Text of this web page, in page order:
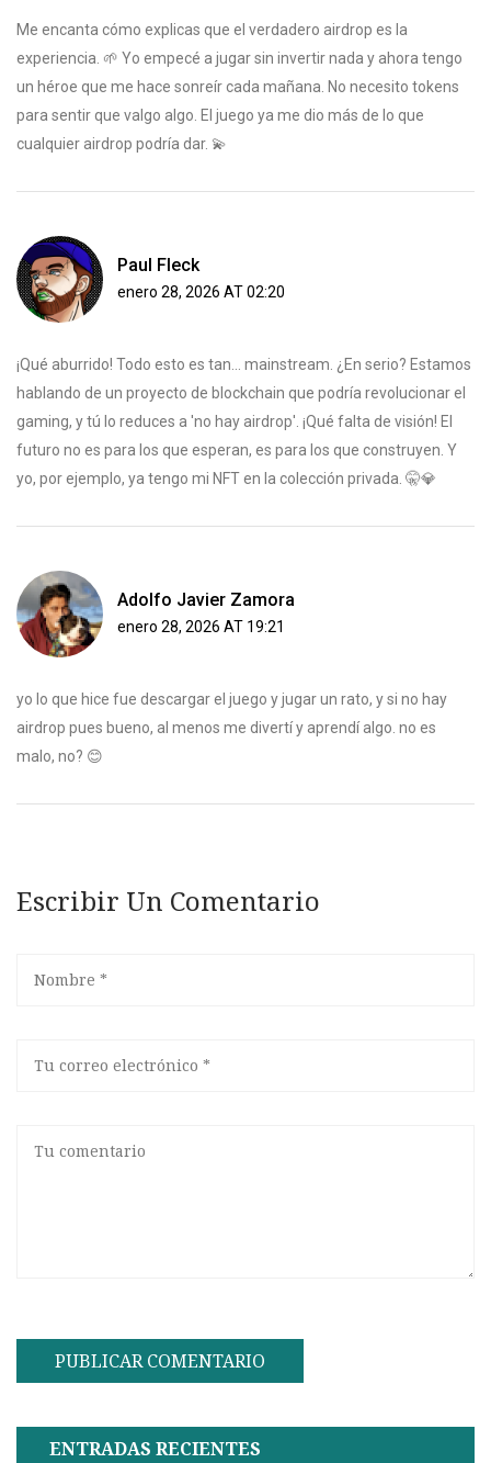
Me encanta cómo explicas que el verdadero airdrop es la
experiencia. 🌱 Yo empecé a jugar sin invertir nada y ahora tengo
un héroe que me hace sonreír cada mañana. No necesito tokens
para sentir que valgo algo. El juego ya me dio más de lo que
cualquier airdrop podría dar. 💫
Paul Fleck
enero 28, 2026 AT 02:20
¡Qué aburrido! Todo esto es tan... mainstream. ¿En serio? Estamos
hablando de un proyecto de blockchain que podría revolucionar el
gaming, y tú lo reduces a 'no hay airdrop'. ¡Qué falta de visión! El
futuro no es para los que esperan, es para los que construyen. Y
yo, por ejemplo, ya tengo mi NFT en la colección privada. 🤫💎
Adolfo Javier Zamora
enero 28, 2026 AT 19:21
yo lo que hice fue descargar el juego y jugar un rato, y si no hay
airdrop pues bueno, al menos me divertí y aprendí algo. no es
malo, no? 😊
Escribir Un Comentario
ENTRADAS RECIENTES